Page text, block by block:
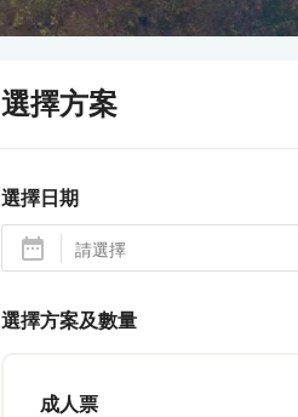
選擇方案
選擇日期
選擇方案及數量
成人票